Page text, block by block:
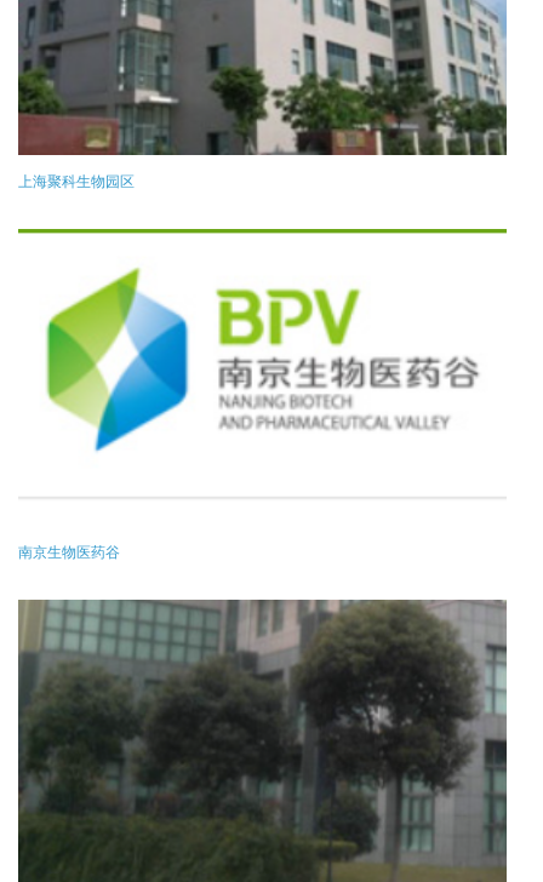
上海聚科生物园区
南京生物医药谷